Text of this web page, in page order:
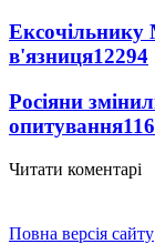
в'язниця12294
Росіяни
опитування
Читати коментарі
Повна версія сайту